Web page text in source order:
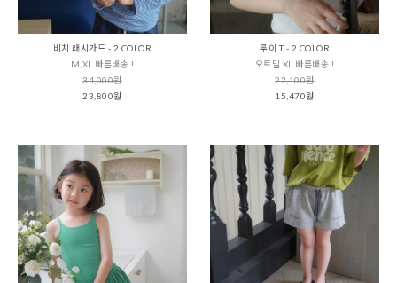
비치 래시가드 - 2 COLOR
M,XL 빠른배송 !
34,000원
23,800원
루이 T - 2 COLOR
오트밀 XL 빠른배송 !
22,100원
15,470원